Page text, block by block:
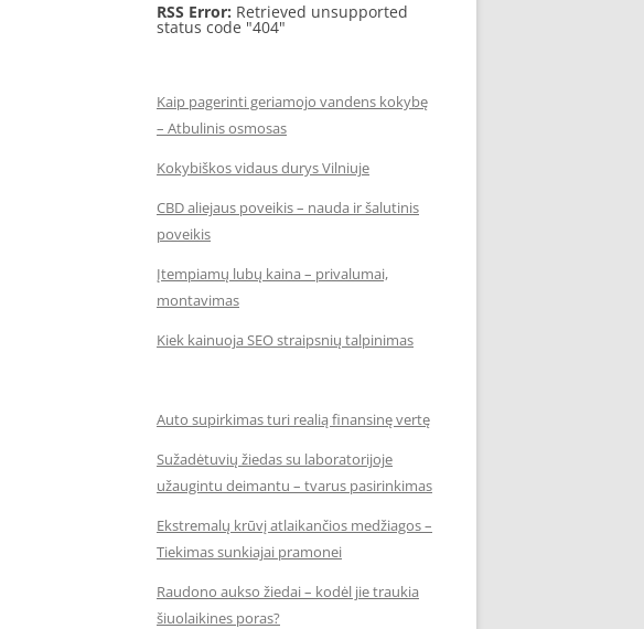
RSS Error: Retrieved unsupported
status code "404"
Kaip pagerinti geriamojo vandens kokybę
– Atbulinis osmosas
Kokybiškos vidaus durys Vilniuje
CBD aliejaus poveikis – nauda ir šalutinis
poveikis
Įtempiamų lubų kaina – privalumai,
montavimas
Kiek kainuoja SEO straipsnių talpinimas
Auto supirkimas turi realią finansinę vertę
Sužadėtuvių žiedas su laboratorijoje
užaugintu deimantu – tvarus pasirinkimas
Ekstremalų krūvį atlaikančios medžiagos –
Tiekimas sunkiajai pramonei
Raudono aukso žiedai – kodėl jie traukia
šiuolaikines poras?